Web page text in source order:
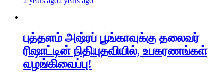
புத்தளம் அஷ்ரப் பூங்காவுக்கு தலைவர்
ரிஷாட்டின் நிதியுதவியில், உபகரணங்கள்
வழங்கிவைப்பு!